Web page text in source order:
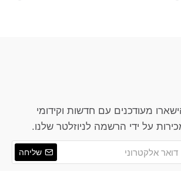
מעודכנים עם חדשות וקידומי
על ידי הרשמה לניוזלטר שלנו.
שליחה